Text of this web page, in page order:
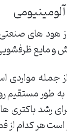
هود های
مایع ظرفشویی
جمله
به طور مستقیم
رشد باکتری
هر کدام از